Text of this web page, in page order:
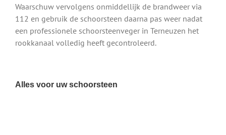
Waarschuw vervolgens onmiddellijk de brandweer via
112 en gebruik de schoorsteen daarna pas weer nadat
een professionele schoorsteenveger in Terneuzen het
rookkanaal volledig heeft gecontroleerd.
Alles voor uw schoorsteen